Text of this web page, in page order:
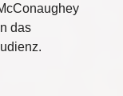
das